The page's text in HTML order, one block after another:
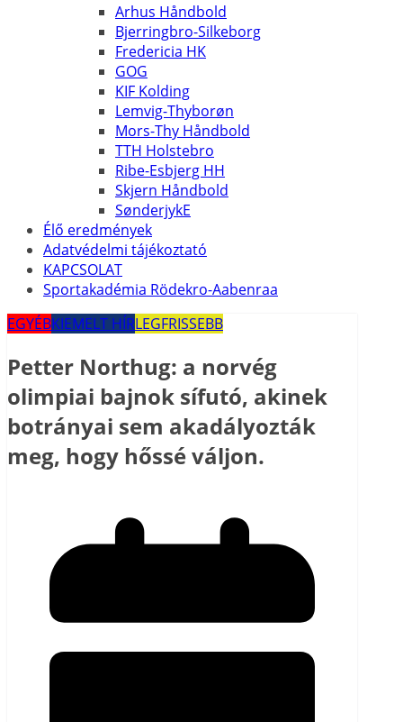
Arhus Håndbold
Bjerringbro-Silkeborg
Fredericia HK
GOG
KIF Kolding
Lemvig-Thyborøn
Mors-Thy Håndbold
TTH Holstebro
Ribe-Esbjerg HH
Skjern Håndbold
SønderjykE
Élő eredmények
Adatvédelmi tájékoztató
KAPCSOLAT
Sportakadémia Rödekro-Aabenraa
EGYÉBKIEMELT HÍRLEGFRISSEBB
Petter Northug: a norvég
olimpiai bajnok sífutó, akinek
botrányai sem akadályozták
meg, hogy hőssé váljon.